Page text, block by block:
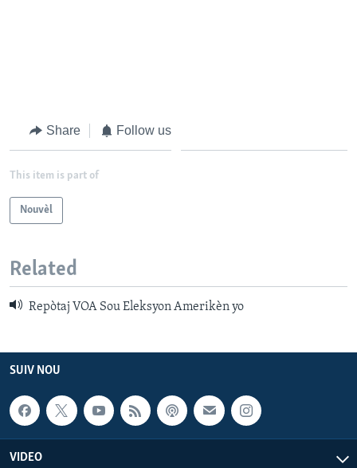
Share Follow us
This item is part of
Nouvèl
Related
Repòtaj VOA Sou Eleksyon Amerikèn yo
SUIV NOU
VIDEO